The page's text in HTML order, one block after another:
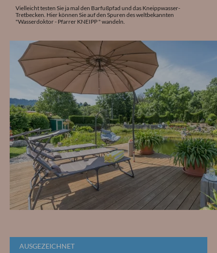
Vielleicht testen Sie ja mal den Barfußpfad und das Kneippwasser-
Tretbecken. Hier können Sie auf den Spuren des weltbekannten
"Wasserdoktor - Pfarrer KNEIPP " wandeln.
AUSGEZEICHNET